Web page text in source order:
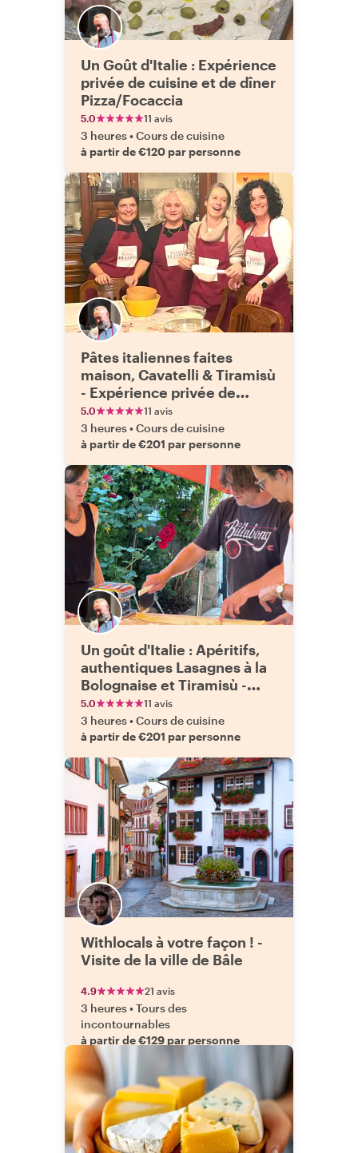
Un Goût d'Italie : Expérience
privée de cuisine et de dîner
Pizza/Focaccia
5.0 11 avis
3 heures•Cours de cuisine
à partir de €120 par personne
Pâtes italiennes faites
maison, Cavatelli & Tiramisù
- Expérience privée de
cuisine et de dîner
5.0 11 avis
3 heures•Cours de cuisine
à partir de €201 par personne
Un goût d'Italie : Apéritifs,
authentiques Lasagnes à la
Bolognaise et Tiramisù -
Expérience privée de
cuisine et de dîner
5.0 11 avis
3 heures•Cours de cuisine
à partir de €201 par personne
Withlocals à votre façon ! -
Visite de la ville de Bâle
4.9 21 avis
3 heures•Tours des
incontournables
à partir de €129 par personne